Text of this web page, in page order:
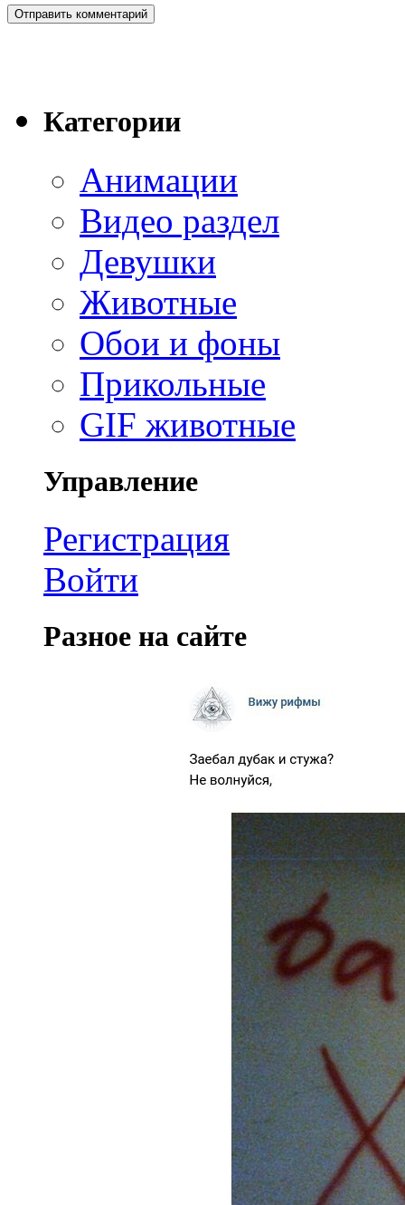
Категории
Анимации
Видео раздел
Девушки
Животные
Обои и фоны
Прикольные
GIF животные
Управление
Регистрация
Войти
Разное на сайте